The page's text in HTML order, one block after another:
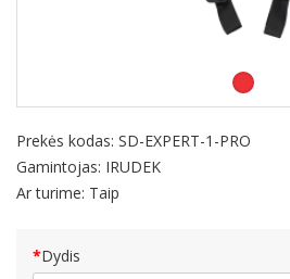
Prekės kodas: SD-EXPERT-1-PRO
Gamintojas: IRUDEK
Ar turime: Taip
Dydis